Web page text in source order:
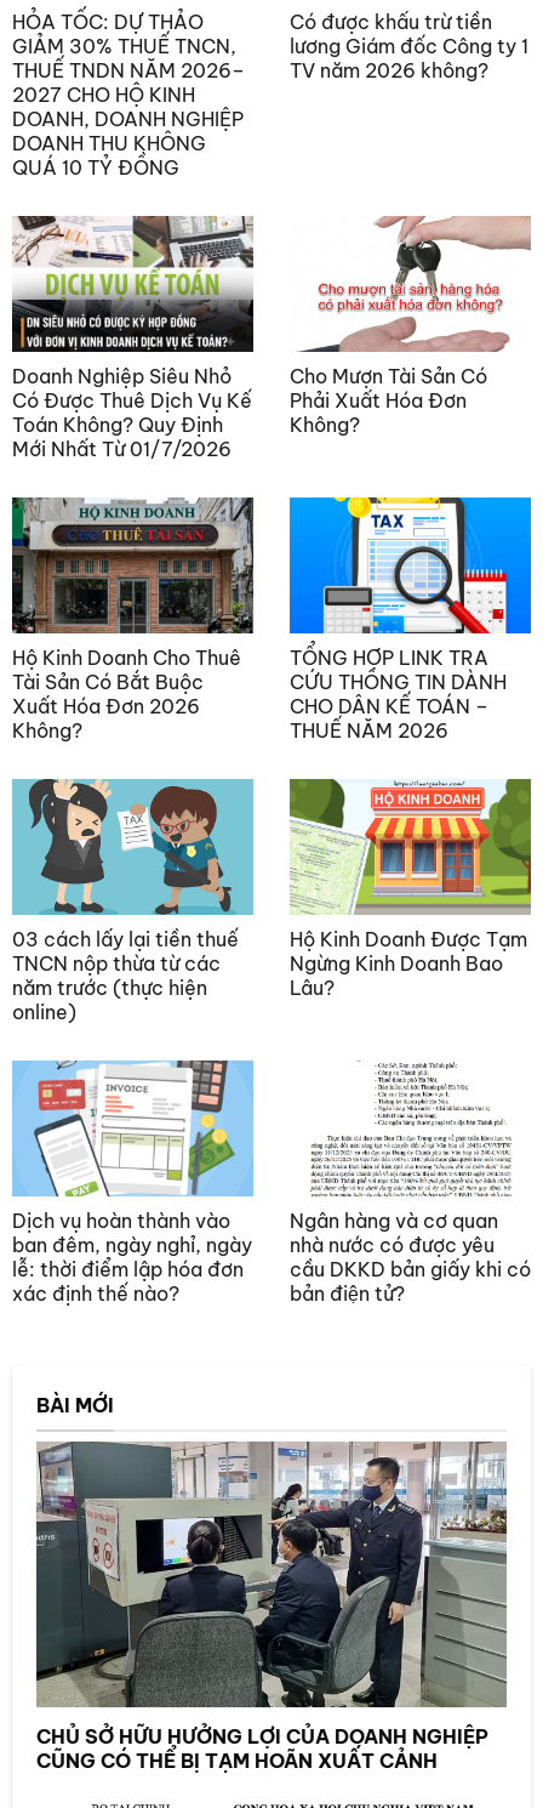
HỎA TỐC: DỰ THẢO
GIẢM 30% THUẾ TNCN,
THUẾ TNDN NĂM 2026–
2027 CHO HỘ KINH
DOANH, DOANH NGHIỆP
DOANH THU KHÔNG
QUÁ 10 TỶ ĐỒNG
Có được khấu trừ tiền
lương Giám đốc Công ty 1
TV năm 2026 không?
Doanh Nghiệp Siêu Nhỏ
Có Được Thuê Dịch Vụ Kế
Toán Không? Quy Định
Mới Nhất Từ 01/7/2026
Cho Mượn Tài Sản Có
Phải Xuất Hóa Đơn
Không?
Hộ Kinh Doanh Cho Thuê
Tài Sản Có Bắt Buộc
Xuất Hóa Đơn 2026
Không?
TỔNG HỢP LINK TRA
CỨU THÔNG TIN DÀNH
CHO DÂN KẾ TOÁN –
THUẾ NĂM 2026
03 cách lấy lại tiền thuế
TNCN nộp thừa từ các
năm trước (thực hiện
online)
Hộ Kinh Doanh Được Tạm
Ngừng Kinh Doanh Bao
Lâu?
Dịch vụ hoàn thành vào
ban đêm, ngày nghỉ, ngày
lễ: thời điểm lập hóa đơn
xác định thế nào?
Ngân hàng và cơ quan
nhà nước có được yêu
cầu DKKD bản giấy khi có
bản điện tử?
BÀI MỚI
CHỦ SỞ HỮU HƯỞNG LỢI CỦA DOANH NGHIỆP
CŨNG CÓ THỂ BỊ TẠM HOÃN XUẤT CẢNH